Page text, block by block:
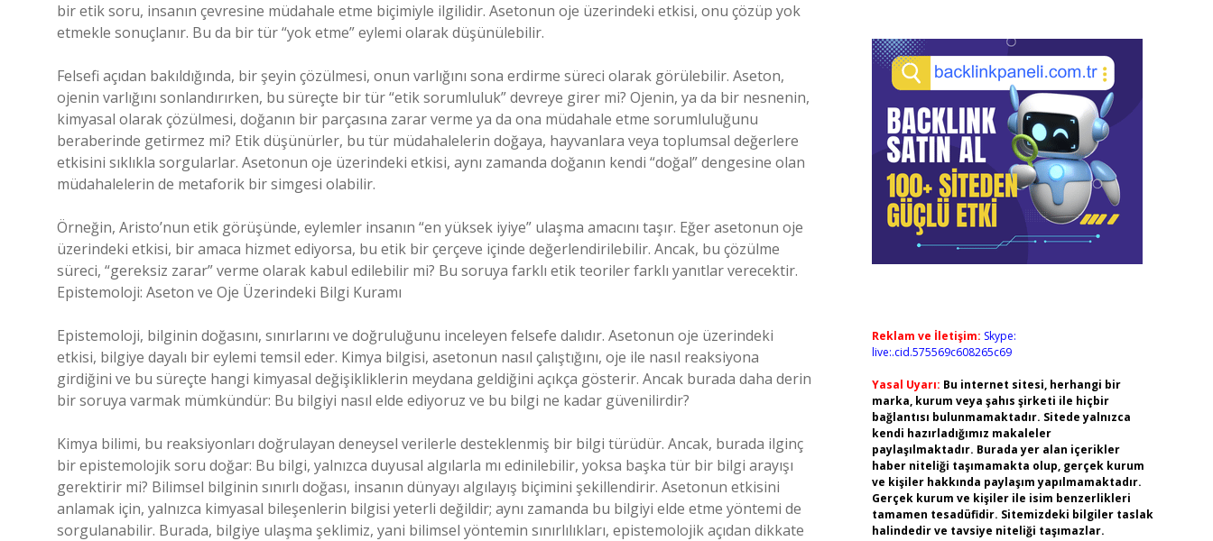
bir etik soru, insanın çevresine müdahale etme biçimiyle ilgilidir. Asetonun oje üzerindeki etkisi, onu çözüp yok
etmekle sonuçlanır. Bu da bir tür “yok etme” eylemi olarak düşünülebilir.
Felsefi açıdan bakıldığında, bir şeyin çözülmesi, onun varlığını sona erdirme süreci olarak görülebilir. Aseton,
ojenin varlığını sonlandırırken, bu süreçte bir tür “etik sorumluluk” devreye girer mi? Ojenin, ya da bir nesnenin,
kimyasal olarak çözülmesi, doğanın bir parçasına zarar verme ya da ona müdahale etme sorumluluğunu
beraberinde getirmez mi? Etik düşünürler, bu tür müdahalelerin doğaya, hayvanlara veya toplumsal değerlere
etkisini sıklıkla sorgularlar. Asetonun oje üzerindeki etkisi, aynı zamanda doğanın kendi “doğal” dengesine olan
müdahalelerin de metaforik bir simgesi olabilir.
Örneğin, Aristo’nun etik görüşünde, eylemler insanın “en yüksek iyiye” ulaşma amacını taşır. Eğer asetonun oje
üzerindeki etkisi, bir amaca hizmet ediyorsa, bu etik bir çerçeve içinde değerlendirilebilir. Ancak, bu çözülme
süreci, “gereksiz zarar” verme olarak kabul edilebilir mi? Bu soruya farklı etik teoriler farklı yanıtlar verecektir.
Epistemoloji: Aseton ve Oje Üzerindeki Bilgi Kuramı
Epistemoloji, bilginin doğasını, sınırlarını ve doğruluğunu inceleyen felsefe dalıdır. Asetonun oje üzerindeki
etkisi, bilgiye dayalı bir eylemi temsil eder. Kimya bilgisi, asetonun nasıl çalıştığını, oje ile nasıl reaksiyona
girdiğini ve bu süreçte hangi kimyasal değişikliklerin meydana geldiğini açıkça gösterir. Ancak burada daha derin
bir soruya varmak mümkündür: Bu bilgiyi nasıl elde ediyoruz ve bu bilgi ne kadar güvenilirdir?
Kimya bilimi, bu reaksiyonları doğrulayan deneysel verilerle desteklenmiş bir bilgi türüdür. Ancak, burada ilginç
bir epistemolojik soru doğar: Bu bilgi, yalnızca duyusal algılarla mı edinilebilir, yoksa başka tür bir bilgi arayışı
gerektirir mi? Bilimsel bilginin sınırlı doğası, insanın dünyayı algılayış biçimini şekillendirir. Asetonun etkisini
anlamak için, yalnızca kimyasal bileşenlerin bilgisi yeterli değildir; aynı zamanda bu bilgiyi elde etme yöntemi de
sorgulanabilir. Burada, bilgiye ulaşma şeklimiz, yani bilimsel yöntemin sınırlılıkları, epistemolojik açıdan dikkate
Reklam ve İletişim: Skype:
live:.cid.575569c608265c69
Yasal Uyarı: Bu internet sitesi, herhangi bir
marka, kurum veya şahıs şirketi ile hiçbir
bağlantısı bulunmamaktadır. Sitede yalnızca
kendi hazırladığımız makaleler
paylaşılmaktadır. Burada yer alan içerikler
haber niteliği taşımamakta olup, gerçek kurum
ve kişiler hakkında paylaşım yapılmamaktadır.
Gerçek kurum ve kişiler ile isim benzerlikleri
tamamen tesadüfidir. Sitemizdeki bilgiler taslak
halindedir ve tavsiye niteliği taşımazlar.